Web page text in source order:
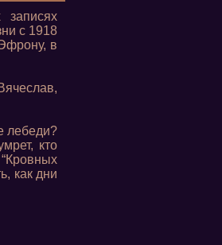
записях
с 1918
в
лебеди?
кто
как дни